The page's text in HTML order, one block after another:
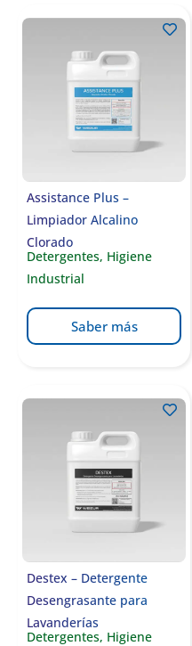
Assistance Plus –
Limpiador Alcalino
Clorado
Detergentes, Higiene
Industrial
Saber más
Destex – Detergente
Desengrasante para
Lavanderías
Detergentes, Higiene